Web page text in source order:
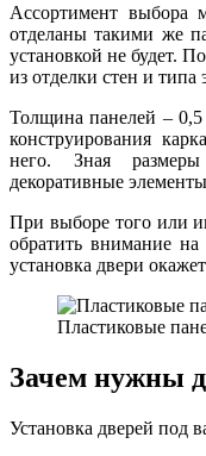
Ассортимент выбора
отделаны такими же
установкой не будет.
из отделки стен и типа
Толщина панелей –
конструирования
него. Зная
декоративные
При выборе того или
обратить внимание
установка двери
Пластиковые
Зачем нужны
Установка дверей под